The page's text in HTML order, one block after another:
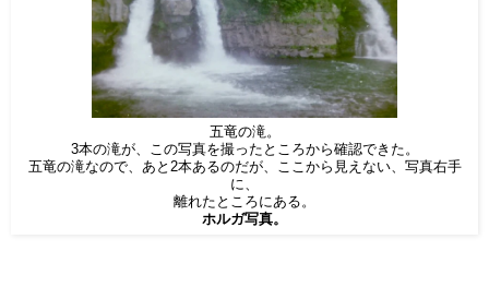
五竜の滝。
3本の滝が、この写真を撮ったところから確認できた。
五竜の滝なので、あと2本あるのだが、ここから見えない、写真右手
に、
離れたところにある。
ホルガ写真。